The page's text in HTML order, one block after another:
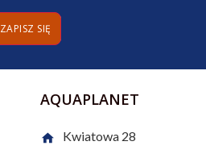
ZAPISZ SIĘ
AQUAPLANET
Kwiatowa 28